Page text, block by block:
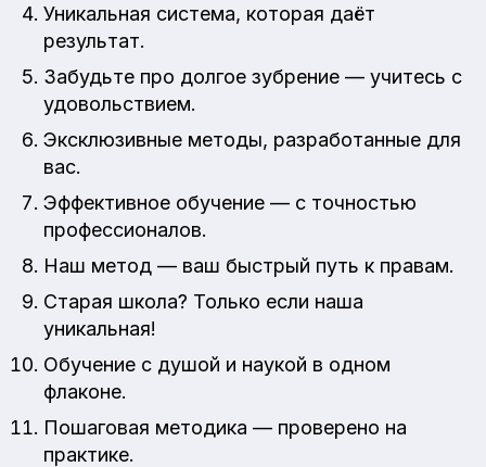
Уникальная система, которая даёт
результат.
Забудьте про долгое зубрение — учитесь с
удовольствием.
Эксклюзивные методы, разработанные для
вас.
Эффективное обучение — с точностью
профессионалов.
Наш метод — ваш быстрый путь к правам.
Старая школа? Только если наша
уникальная!
Обучение с душой и наукой в одном
флаконе.
Пошаговая методика — проверено на
практике.